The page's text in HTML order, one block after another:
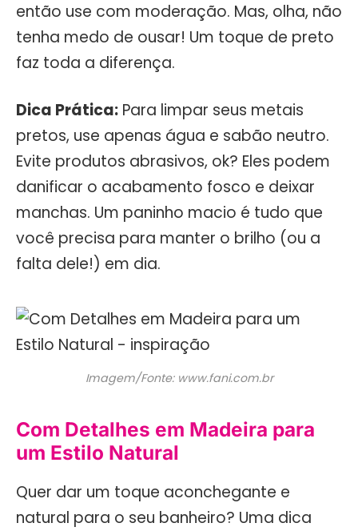
então use com moderação. Mas, olha, não
tenha medo de ousar! Um toque de preto
faz toda a diferença.
Dica Prática: Para limpar seus metais
pretos, use apenas água e sabão neutro.
Evite produtos abrasivos, ok? Eles podem
danificar o acabamento fosco e deixar
manchas. Um paninho macio é tudo que
você precisa para manter o brilho (ou a
falta dele!) em dia.
Imagem/Fonte: www.fani.com.br
Com Detalhes em Madeira para
um Estilo Natural
Quer dar um toque aconchegante e
natural para o seu banheiro? Uma dica